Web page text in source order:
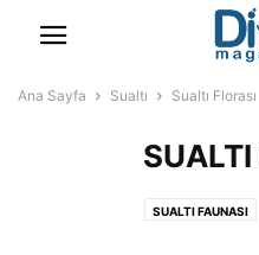
Ana Sayfa Sualtı Sualtı Florası
SUALTI
SUALTI FAUNASI